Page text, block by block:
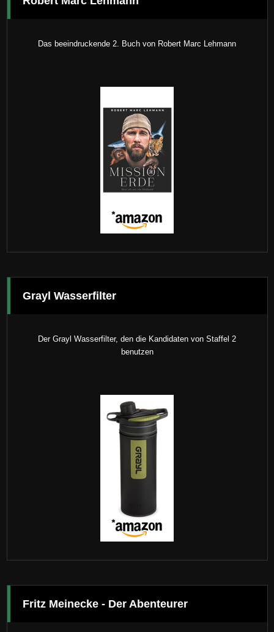
Das beeindruckende 2. Buch von Robert Marc Lehmann
Grayl Wasserfilter
Der Grayl Wasserfilter, den die Kandidaten von Staffel 2
benutzen
Fritz Meinecke - Der Abenteurer